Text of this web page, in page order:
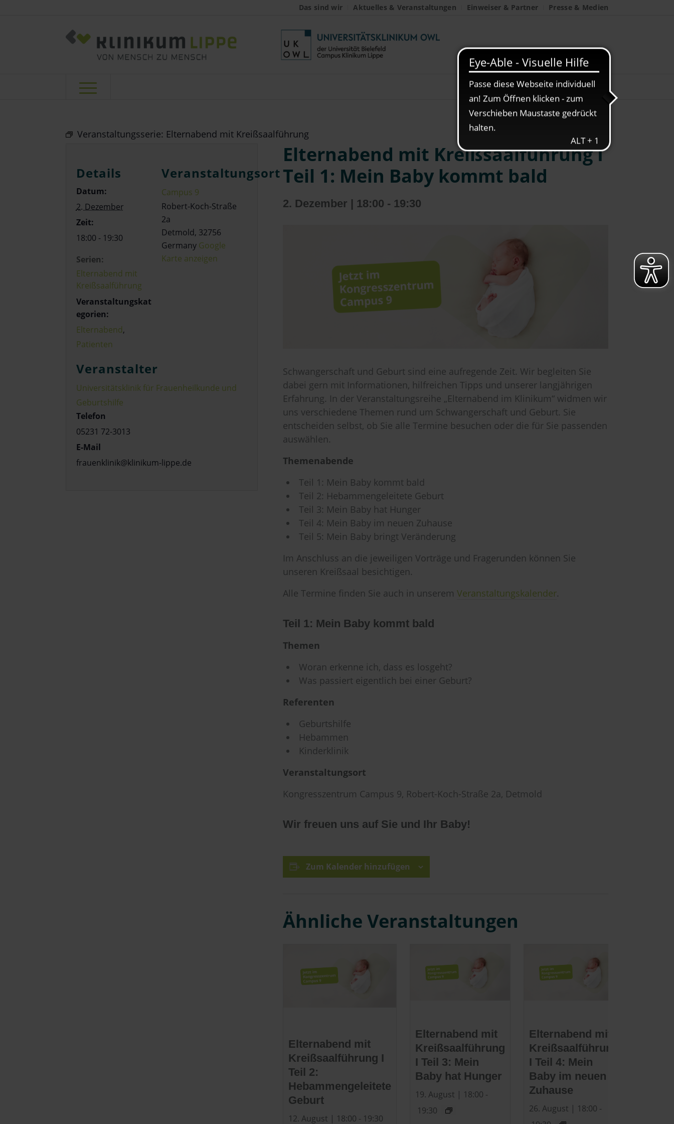
Das sind wir Aktuelles & Veranstaltungen Einweiser & Partner Presse & Medien
Veranstaltungsserie: Elternabend mit Kreißsaalführung
Elternabend mit Kreißsaalführung I
Teil 1: Mein Baby kommt bald
2. Dezember | 18:00 - 19:30
Schwangerschaft und Geburt sind eine aufregende Zeit. Wir begleiten Sie
dabei gern mit Informationen, hilfreichen Tipps und unserer langjährigen
Erfahrung. In der Veranstaltungsreihe „Elternabend im Klinikum“ widmen wir
uns verschiedene Themen rund um Schwangerschaft und Geburt. Sie
entscheiden selbst, ob Sie alle Termine besuchen oder die für Sie passenden
auswählen.
Themenabende
Teil 1: Mein Baby kommt bald
Teil 2: Hebammengeleitete Geburt
Teil 3: Mein Baby hat Hunger
Teil 4: Mein Baby im neuen Zuhause
Teil 5: Mein Baby bringt Veränderung
Im Anschluss an die jeweiligen Vorträge und Fragerunden können Sie
unseren Kreißsaal besichtigen.
Alle Termine finden Sie auch in unserem Veranstaltungskalender.
Teil 1: Mein Baby kommt bald
Themen
Woran erkenne ich, dass es losgeht?
Was passiert eigentlich bei einer Geburt?
Referenten
Geburtshilfe
Hebammen
Kinderklinik
Veranstaltungsort
Kongresszentrum Campus 9, Robert-Koch-Straße 2a, Detmold
Wir freuen uns auf Sie und Ihr Baby!
Zum Kalender hinzufügen
Ähnliche Veranstaltungen
Elternabend mit
Kreißsaalführung I
Teil 2:
Hebammengeleitete
Geburt
12. August | 18:00 - 19:30
Elternabend mit
Kreißsaalführung
I Teil 3: Mein
Baby hat Hunger
19. August | 18:00 -
19:30
Elternabend mit
Kreißsaalführung
I Teil 4: Mein
Baby im neuen
Zuhause
26. August | 18:00 -
Details
Datum:
2. Dezember
Zeit:
18:00 - 19:30
Serien:
Elternabend mit
Kreißsaalführung
Veranstaltungskat
egorien:
Elternabend,
Patienten
Veranstaltungsort
Campus 9
Robert-Koch-Straße
2a
Detmold, 32756
Germany Google
Karte anzeigen
Veranstalter
Universitätsklinik für Frauenheilkunde und
Geburtshilfe
Telefon
05231 72-3013
E-Mail
frauenklinik@klinikum-lippe.de